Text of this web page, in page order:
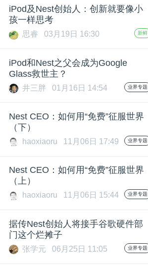
公
课
中
心
GAIR
iPod及Nest创始人：创新就要像小
孩一样思考
思睿 03月19日 16:30 新鲜
iPod和Nest之父会成为Google
Glass救世主？
井三胖 01月16日 14:54 业界专题
Nest CEO：如何用“免费”征服世界
（下）
haoxiaoru 11月06日 17:49 业界专题
Nest CEO：如何用“免费”征服世界
（上）
haoxiaoru 11月06日 15:44 业界专题
据传Nest创始人将接手谷歌硬件部
门这个烂摊子
张学元 06月25日 11:05 业界专题